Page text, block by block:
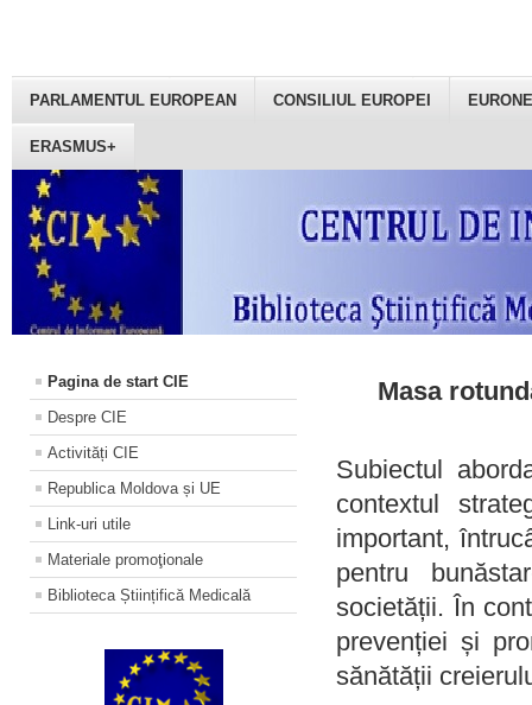
PARLAMENTUL EUROPEAN CONSILIUL EUROPEI
ERASMUS+
Pagina de start CIE
Despre CIE
Activități CIE
Republica Moldova și UE
Link-uri utile
Materiale promoţionale
Biblioteca Științifică Medicală
Masa
Subiectul
contextul
important,
pentru
societății. În
prevenției și
sănătății